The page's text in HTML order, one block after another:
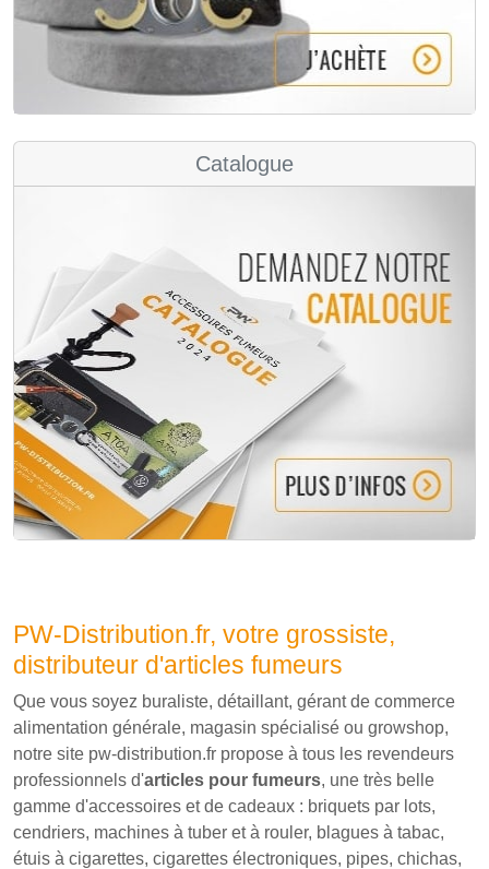
Catalogue
PW-Distribution.fr, votre grossiste,
distributeur d'articles fumeurs
Que vous soyez buraliste, détaillant, gérant de commerce
alimentation générale, magasin spécialisé ou growshop,
notre site pw-distribution.fr propose à tous les revendeurs
professionnels d'articles pour fumeurs, une très belle
gamme d'accessoires et de cadeaux : briquets par lots,
cendriers, machines à tuber et à rouler, blagues à tabac,
étuis à cigarettes, cigarettes électroniques, pipes, chichas,